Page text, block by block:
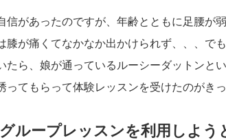
信があったのですが、年齢とともに足腰が
膝が痛くてなかなか出かけられず、、、で
たら、娘が通っているルーシーダットンと
ってもらって体験レッスンを受けたのがきっ
ループレッスンを利用しよう